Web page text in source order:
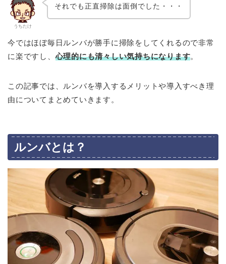
うちたけ
それでも正直掃除は面倒でした・・・
今ではほぼ毎日ルンバが勝手に掃除をしてくれるので非常
に楽ですし、心理的にも清々しい気持ちになります。
この記事では、ルンバを導入するメリットや導入すべき理
由についてまとめていきます。
ルンバとは？